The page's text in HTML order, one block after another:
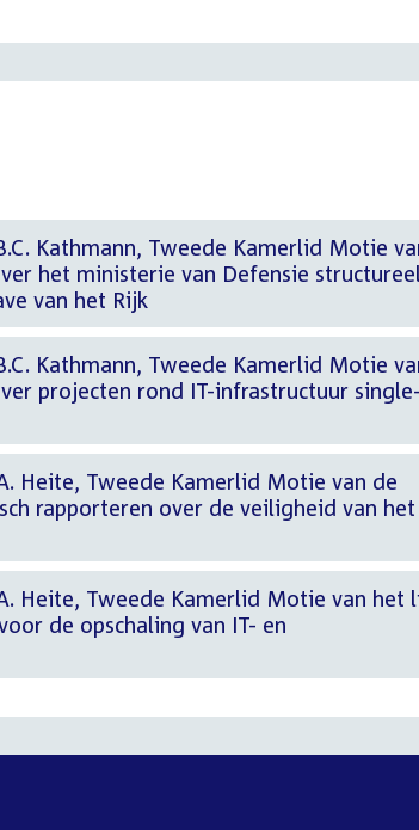
Kathmann, Tweede Kamerlid Motie
het ministerie van Defensie
van het Rijk
Kathmann, Tweede Kamerlid Motie
projecten rond IT-infrastructuur
Heite, Tweede Kamerlid Motie van de
rapporteren over de veiligheid van het
Heite, Tweede Kamerlid Motie van het
de opschaling van IT- en